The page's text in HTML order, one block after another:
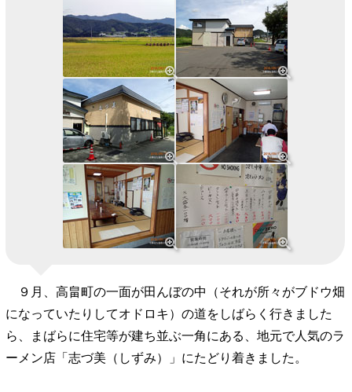
９月、高畠町の一面が田んぼの中（それが所々がブドウ畑
になっていたりしてオドロキ）の道をしばらく行きました
ら、まばらに住宅等が建ち並ぶ一角にある、地元で人気のラ
ーメン店「志づ美（しずみ）」にたどり着きました。